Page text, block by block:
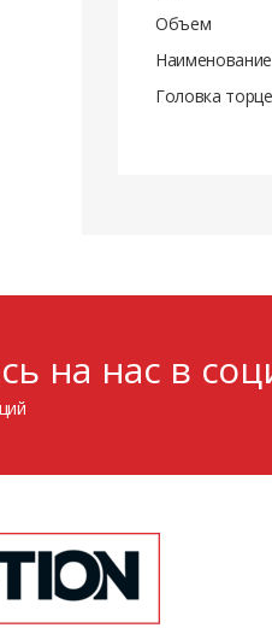
Объем
Наименование
Головка
на нас в